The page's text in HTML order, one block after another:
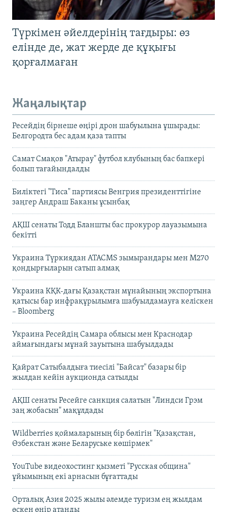
Түркімен әйелдерінің тағдыры: өз
елінде де, жат жерде де құқығы
қорғалмаған
Жаңалықтар
Ресейдің бірнеше өңірі дрон шабуылына ұшырады:
Белгородта бес адам қаза тапты
Самат Смақов "Атырау" футбол клубының бас бапкері
болып тағайындалды
Биліктегі "Тиса" партиясы Венгрия президенттігіне
заңгер Андраш Баканы ұсынбақ
АҚШ сенаты Тодд Бланшты бас прокурор лауазымына
бекітті
Украина Түркиядан ATACMS зымырандары мен M270
қондырғыларын сатып алмақ
Украина КҚК-дағы Қазақстан мұнайының экспортына
қатысы бар инфрақұрылымға шабуылдамауға келіскен
– Bloomberg
Украина Ресейдің Самара облысы мен Краснодар
аймағындағы мұнай зауытына шабуылдады
Қайрат Сатыбалдыға тиесілі "Байсат" базары бір
жылдан кейін аукционда сатылды
АҚШ сенаты Ресейге санкция салатын "Линдси Грэм
заң жобасын" мақұлдады
Wildberries қоймаларының бір бөлігін "Қазақстан,
Өзбекстан және Беларуське көшірмек"
YouTube видеохостинг қызметі "Русская община"
ұйымының екі арнасын бұғаттады
Орталық Азия 2025 жылы әлемде туризм ең жылдам
өскен өңір атанды